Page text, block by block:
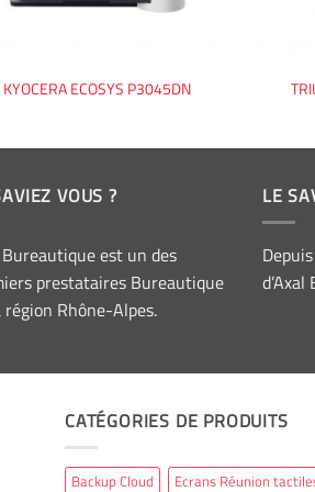
KYOCERA ECOSYS P3045DN
VOUS ?
est un des
prestataires Bureautique
région Rhône-Alpes.
LE
CATÉGORIES DE PRODUITS
Backup Cloud Ecrans Réunion